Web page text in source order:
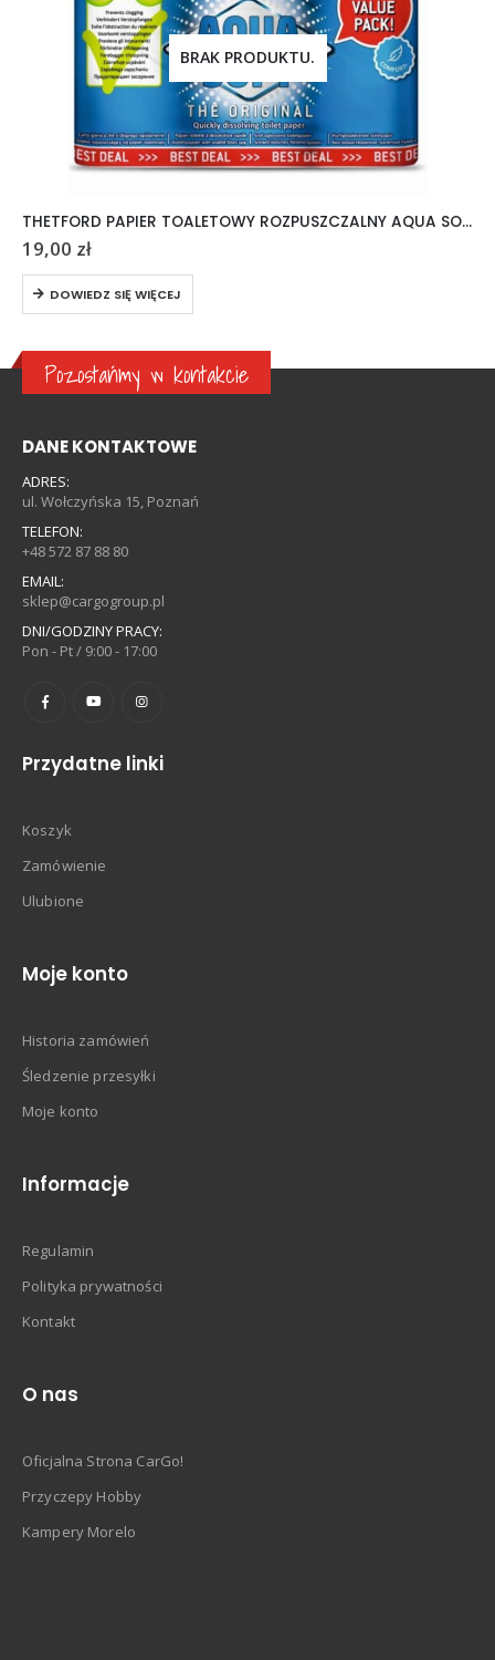
BRAK PRODUKTU.
THETFORD PAPIER TOALETOWY ROZPUSZCZALNY AQUA SOFT 6 ROLEK
19,00 zł
DOWIEDZ SIĘ WIĘCEJ
Pozostańmy w kontakcie
DANE KONTAKTOWE
ADRES:
ul. Wołczyńska 15, Poznań
TELEFON:
+48 572 87 88 80
EMAIL:
sklep@cargogroup.pl
DNI/GODZINY PRACY:
Pon - Pt / 9:00 - 17:00
Przydatne linki
Koszyk
Zamówienie
Ulubione
Moje konto
Historia zamówień
Śledzenie przesyłki
Moje konto
Informacje
Regulamin
Polityka prywatności
Kontakt
O nas
Oficjalna Strona CarGo!
Przyczepy Hobby
Kampery Morelo